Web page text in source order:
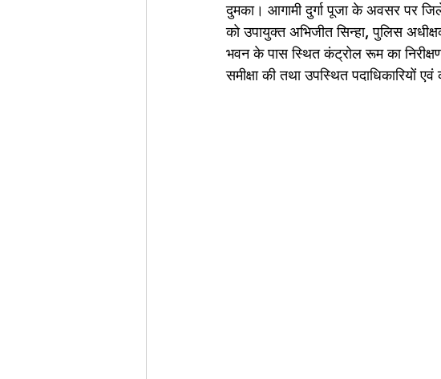
दुमका। आगामी दुर्गा पूजा के अवसर पर
को उपायुक्त अभिजीत सिन्हा, पुलिस
भवन के पास स्थित कंट्रोल रूम का
समीक्षा की तथा उपस्थित पदाधिकारियों